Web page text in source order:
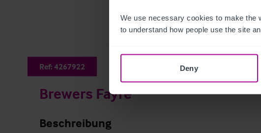
We use necessary cookies to make the
to understand how people use the site
Deny
Ref: 4267922
Brewers Fayre
Beschreibung